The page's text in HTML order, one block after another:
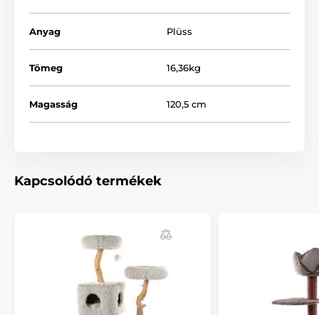
: 16,36 kg
Ellenálló kaparózsinórral bevont oszlopok
Anyag Plüss
Tömeg 16,36kg
Magasság 120,5 cm
Kapcsolódó termékek